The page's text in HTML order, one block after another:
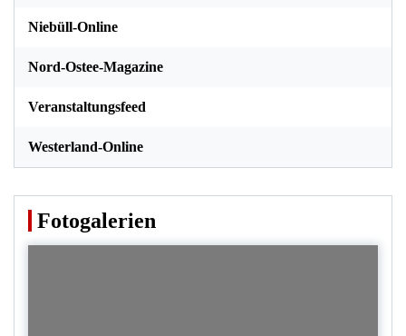
Niebüll-Online
Nord-Ostee-Magazine
Veranstaltungsfeed
Westerland-Online
Fotogalerien